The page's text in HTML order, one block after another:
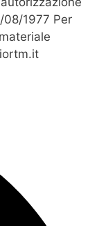
1977 Per